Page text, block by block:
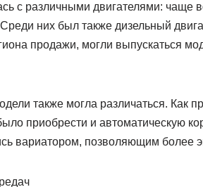
с различными двигателями: чаще
них был также дизельный
продажи, могли выпускаться
также могла различаться. Как
приобрести и автоматическую
вариатором, позволяющим более